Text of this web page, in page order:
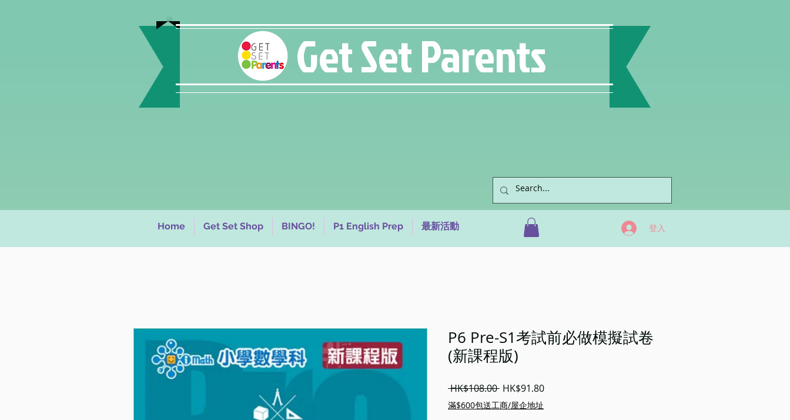
Get Set Parents
Home Get Set Shop BINGO! P1 English Prep 最新活動 登入
P6 Pre-S1考試前必做模擬試卷
(新課程版)
HK$108.00 一
般
HK$91.80促
滿$600包送工商/屋企地址